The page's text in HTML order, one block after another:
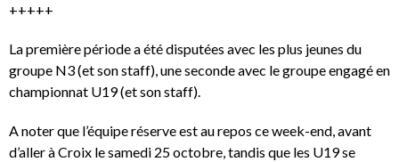
+++++
La première période a été disputées avec les plus jeunes du
groupe N3 (et son staff), une seconde avec le groupe engagé en
championnat U19 (et son staff).
A noter que l’équipe réserve est au repos ce week-end, avant
d’aller à Croix le samedi 25 octobre, tandis que les U19 se